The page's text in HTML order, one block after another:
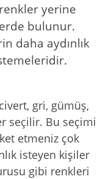
yerine
bulunur.
daha aydınlık
gri, gümüş,
seçilir. Bu seçimi
etmeniz çok
isteyen kişiler
gibi renkleri